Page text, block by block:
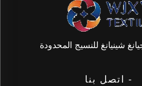
شينيانغ للنسيج المحدودة
- اتصل بنا